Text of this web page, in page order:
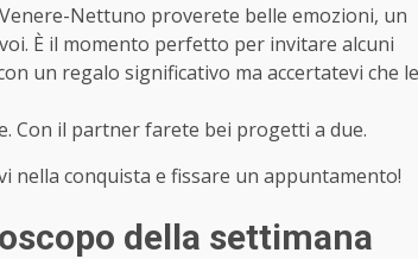
Nettuno proverete belle emozioni, un
È il momento perfetto per invitare alcuni
un regalo significativo ma accertatevi che le
Con il partner farete bei progetti a due.
nella conquista e fissare un appuntamento!
della settimana